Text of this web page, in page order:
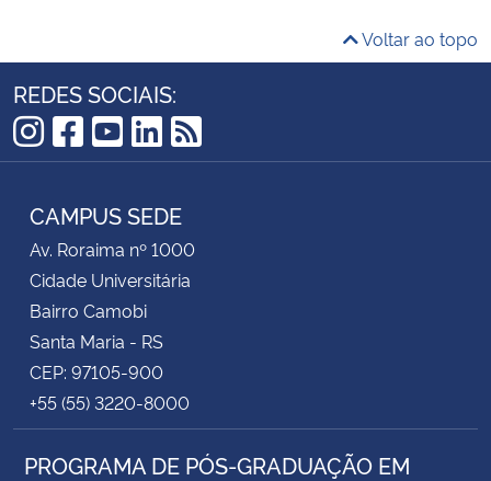
Voltar ao topo
REDES SOCIAIS:
Instagram
Facebook
YouTube
LinkedIn
RSS
CAMPUS SEDE
Av. Roraima nº 1000
Cidade Universitária
Bairro Camobi
Santa Maria - RS
CEP: 97105-900
+55 (55) 3220-8000
PROGRAMA DE PÓS-GRADUAÇÃO EM